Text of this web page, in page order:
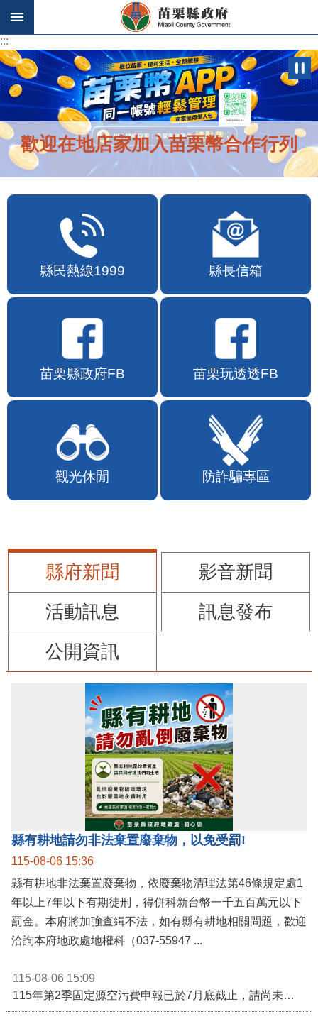
跳到主要內容區塊
:::
:::
歡迎在地店家加入苗栗幣合作行列
縣民熱線1999 縣長信箱
苗栗縣政府FB 苗栗玩透透FB
觀光休閒 防詐騙專區
縣府新聞
影音新聞
活動訊息
訊息發布
公開資訊
縣有耕地請勿非法棄置廢棄物，以免受罰!
115-08-06 15:36
縣有耕地非法棄置廢棄物，依廢棄物清理法第46條規定處1
年以上7年以下有期徒刑，得併科新台幣一千五百萬元以下
罰金。本府將加強查緝不法，如有縣有耕地相關問題，歡迎
洽詢本府地政處地權科（037-55947 ...
115-08-06 15:09
115年第2季固定源空污費申報已於7月底截止，請尚未申報公私場所儘速完成申繳，以免面臨滯納金及罰鍰!